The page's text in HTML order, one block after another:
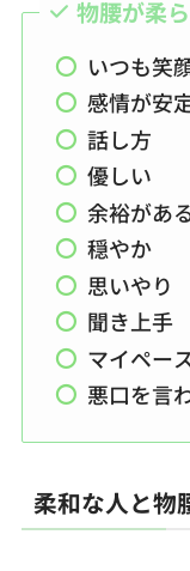
物腰が柔
いつも笑
感情が安
話し方
優しい
余裕があ
穏やか
思いやり
聞き上手
マイペー
悪口を言
柔和な人と物